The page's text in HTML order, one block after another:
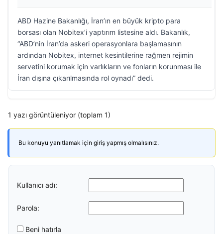
ABD Hazine Bakanlığı, İran’ın en büyük kripto para
borsası olan Nobitex’i yaptırım listesine aldı. Bakanlık,
“ABD’nin İran’da askeri operasyonlara başlamasının
ardından Nobitex, internet kesintilerine rağmen rejimin
servetini korumak için varlıkların ve fonların korunması ile
İran dışına çıkarılmasında rol oynadı” dedi.
1 yazı görüntüleniyor (toplam 1)
Bu konuyu yanıtlamak için giriş yapmış olmalısınız.
Kullanıcı adı:
Parola:
Beni hatırla